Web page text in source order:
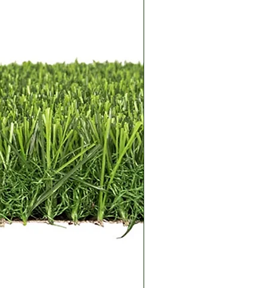
מצע גידול – הצמח זקוק לאדמה
ומנוקזת היטב, כמו תערובת
איכותית עם תוספת חומרים
לשמירה על פוריות הקרקע.
דישון – מומלץ לדשן את הצמח
באביב ובקיץ, כדי לעודד צמיחה
וחזקה.
רבייה ושימור הצמח
ניתן להפריד שלוחות (ייחורים)
ולשתול בעציצים חדשים.
בגידול חוץ, הזרעים של הצמח